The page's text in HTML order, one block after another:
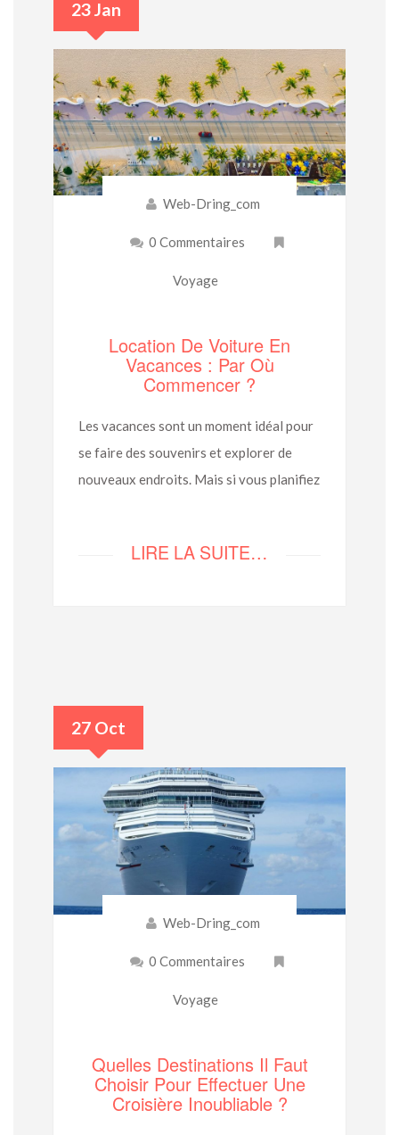
23 Jan
Web-Dring_com
0 Commentaires
Voyage
Location De Voiture En
Vacances : Par Où
Commencer ?
Les vacances sont un moment idéal pour
se faire des souvenirs et explorer de
nouveaux endroits. Mais si vous planifiez
LIRE LA SUITE…
27 Oct
Web-Dring_com
0 Commentaires
Voyage
Quelles Destinations Il Faut
Choisir Pour Effectuer Une
Croisière Inoubliable ?